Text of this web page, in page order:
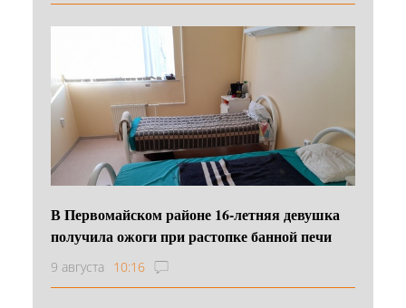
В Первомайском районе 16‑летняя девушка
получила ожоги при растопке банной печи
9 августа 10:16